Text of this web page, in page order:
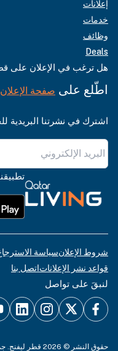
إعلانات
خدمات
وظائف
Deals
هل ترغب في الإعلان على
اطّلع على صفحة الإعلان
اشترك في نشرتنا البريدية
شروط الإعلانسياسة
قواعد نشر الإعلاناتاتصل بنا
لنبقَ على تواصل
حقوق النشر © 2026 قطر ليفنج. جميع الحقوق محفوظة.